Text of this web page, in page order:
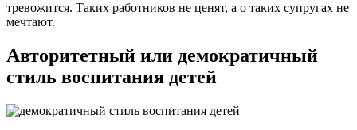
тревожится. Таких работников не ценят, а о таких супругах не
мечтают.
Авторитетный или демократичный
стиль воспитания детей